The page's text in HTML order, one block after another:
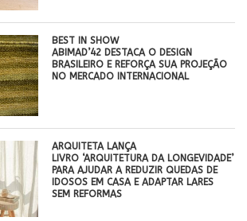
BEST IN SHOW
ABIMAD’42 DESTACA O DESIGN
BRASILEIRO E REFORÇA SUA PROJEÇÃO
NO MERCADO INTERNACIONAL
ARQUITETA LANÇA
LIVRO ‘ARQUITETURA DA LONGEVIDADE’
PARA AJUDAR A REDUZIR QUEDAS DE
IDOSOS EM CASA E ADAPTAR LARES
SEM REFORMAS